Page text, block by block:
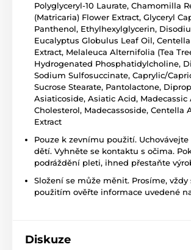
Polyglyceryl-10 Laurate, Chamomilla
(Matricaria) Flower Extract, Glyceryl
Panthenol, Ethylhexylglycerin,
Eucalyptus Globulus Leaf Oil,
Extract, Melaleuca Alternifolia (Tea
Hydrogenated Phosphatidylcholine,
Sodium Sulfosuccinate, Caprylic/
Sucrose Stearate, Pantolactone,
Asiaticoside, Asiatic Acid, Madecassic
Cholesterol, Madecassoside, Centella
Extract
Pouze k zevnímu použití.
dětí. Vyhněte se kontaktu s očima.
podráždění pleti, ihned přestaňte
Složení se může měnit. Prosíme, vždy
použitím ověřte informace uvedené
Diskuze